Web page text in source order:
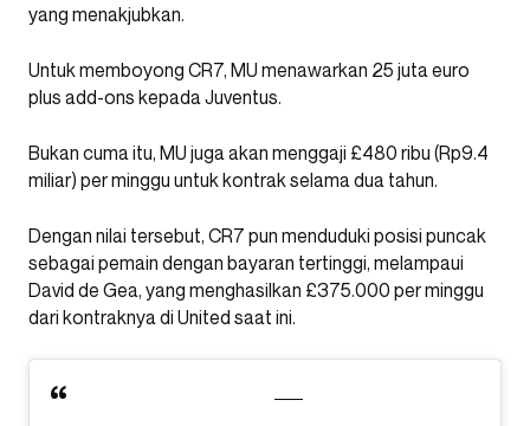
yang menakjubkan.
Untuk memboyong CR7, MU menawarkan 25 juta euro
plus add-ons kepada Juventus.
Bukan cuma itu, MU juga akan menggaji £480 ribu (Rp9.4
miliar) per minggu untuk kontrak selama dua tahun.
Dengan nilai tersebut, CR7 pun menduduki posisi puncak
sebagai pemain dengan bayaran tertinggi, melampaui
David de Gea, yang menghasilkan £375.000 per minggu
dari kontraknya di United saat ini.